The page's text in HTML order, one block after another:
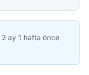
2 ay 1 hafta önce